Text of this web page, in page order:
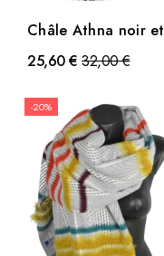
Châle Athna noir et
gris
25,60 € Prix
32,00 €
-20%